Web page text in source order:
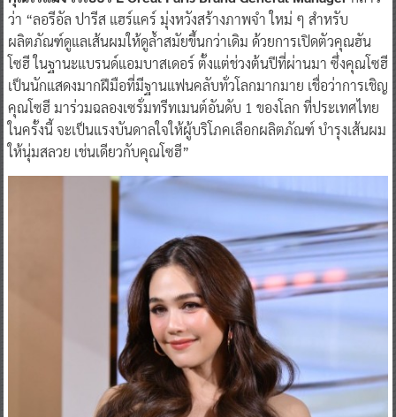
ว่า “ลอรีอัล ปารีส แฮร์แคร์ มุ่งหวังสร้างภาพจำ ใหม่ ๆ สำหรับ
ผลิตภัณฑ์ดูแลเส้นผมให้ดูล้ำสมัยขึ้นกว่าเดิม ด้วยการเปิดตัวคุณฮัน
โซฮี ในฐานะแบรนด์แอมบาสเดอร์ ตั้งแต่ช่วงต้นปีที่ผ่านมา ซึ่งคุณโซฮี
เป็นนักแสดงมากฝีมือที่มีฐานแฟนคลับทั่วโลกมากมาย เชื่อว่าการเชิญ
คุณโซฮี มาร่วมฉลองเซรั่มทรีทเมนต์อันดับ 1 ของโลก ที่ประเทศไทย
ในครั้งนี้ จะเป็นแรงบันดาลใจให้ผู้บริโภคเลือกผลิตภัณฑ์ บำรุงเส้นผม
ให้นุ่มสลวย เช่นเดียวกับคุณโซฮี”